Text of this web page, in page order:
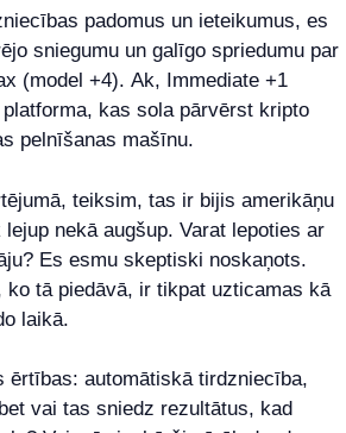
padomus un ieteikumus, es
sniegumu un galīgo spriedumu par
(model +4). Ak, Immediate +1
kas sola pārvērst kripto
pelnīšanas mašīnu.
teiksim, tas ir bijis amerikāņu
nekā augšup. Varat lepoties ar
Es esmu skeptiski noskaņots.
ko tā piedāvā, ir tikpat uzticamas kā
laikā.
ērtības: automātiskā tirdzniecība,
vai tas sniedz rezultātus, kad